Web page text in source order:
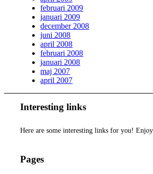
februari 2009
januari 2009
december 2008
juni 2008
april 2008
februari 2008
januari 2008
maj 2007
april 2007
Interesting links
Here are some interesting links for you!
Pages